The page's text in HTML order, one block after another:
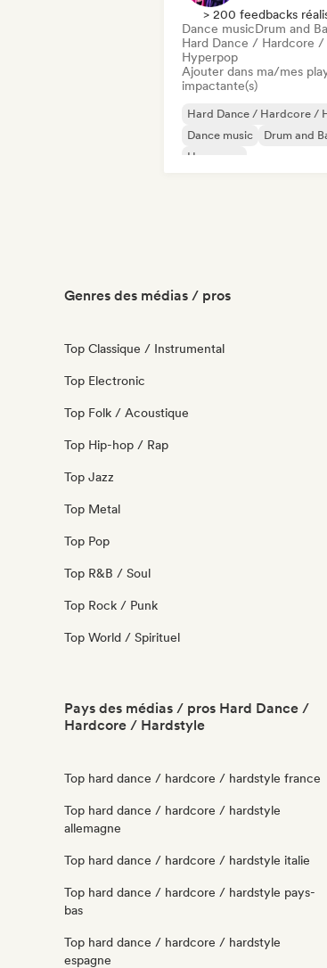
> 200 feedbacks
Dance musicDrum and
Hard Dance / Hardcore /
Hyperpop
Ajouter dans ma/mes
impactante(s)
Hard Dance / Hardcore /
Dance music
Drum and
Hyperpop
Genres des médias / pros
Top Classique / Instrumental
Top Electronic
Top Folk / Acoustique
Top Hip-hop / Rap
Top Jazz
Top Metal
Top Pop
Top R&B / Soul
Top Rock / Punk
Top World / Spirituel
Pays des médias / pros Hard Dance /
Hardcore / Hardstyle
Top hard dance / hardcore / hardstyle france
Top hard dance / hardcore / hardstyle
allemagne
Top hard dance / hardcore / hardstyle italie
Top hard dance / hardcore / hardstyle pays-
bas
Top hard dance / hardcore / hardstyle
espagne